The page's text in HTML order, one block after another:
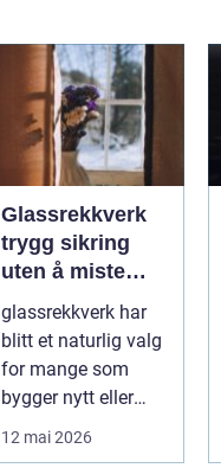
Glassrekkverk
trygg sikring
uten å miste
utsikten
glassrekkverk har
blitt et naturlig valg
for mange som
bygger nytt eller
oppgraderer bolig,
12 mai 2026